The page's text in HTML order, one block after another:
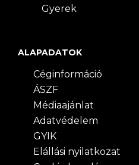
Gyerek
ALAPADATOK
Céginformáció
ÁSZF
Médiaajánlat
Adatvédelem
GYIK
Elállási nyilatkozat